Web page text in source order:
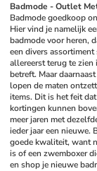
Badmode - Outlet
Badmode goedkoop
Hier vind je namelijk
badmode voor heren,
een divers
allereerst terug te
betreft. Maar
lopen de maten
items. Dit is het feit
kortingen kunnen
meer jaren met
ieder jaar een nieuwe.
goede kwaliteit, want
is of een zwemboxer
en shop je nieuwe